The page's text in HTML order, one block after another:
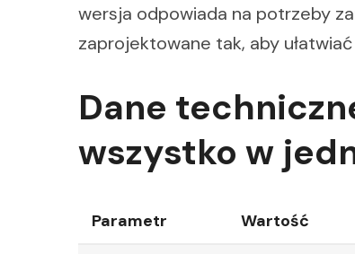
wersja odpowiada na potrzeby
zaprojektowane tak, aby ułatwiać
Dane
wszystko w
Parametr Wartość